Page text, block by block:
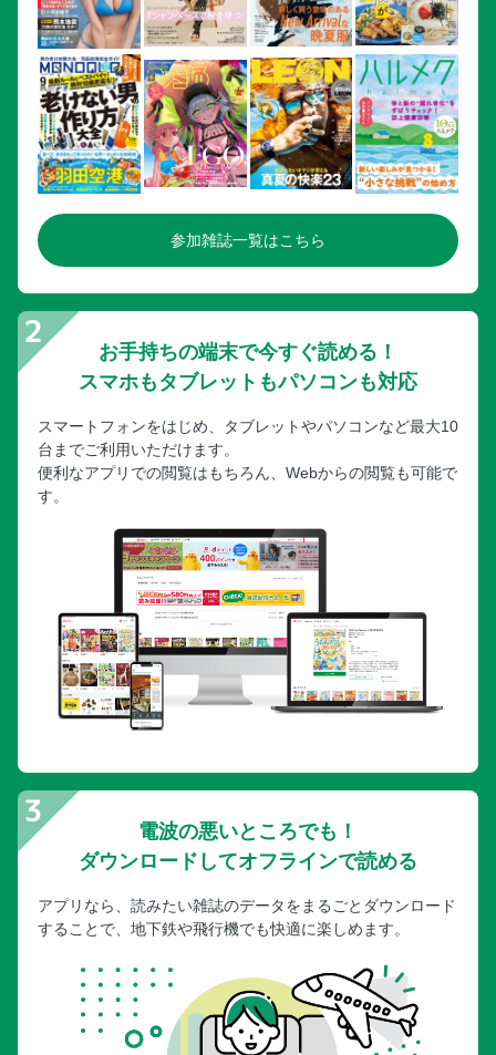
参加雑誌一覧はこちら
お手持ちの端末で今すぐ読める！
スマホもタブレットもパソコンも対応
スマートフォンをはじめ、タブレットやパソコンなど最大10
台までご利用いただけます。
便利なアプリでの閲覧はもちろん、Webからの閲覧も可能で
す。
電波の悪いところでも！
ダウンロードしてオフラインで読める
アプリなら、読みたい雑誌のデータをまるごとダウンロード
することで、地下鉄や飛行機でも快適に楽しめます。